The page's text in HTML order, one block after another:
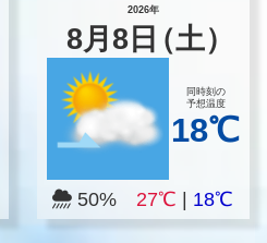
2026年
8月8 日（土）
同時刻の
予想温度
18℃
50% 27℃ 18℃